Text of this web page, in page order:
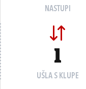
NASTUPI
1
UŠLA S KLUPE